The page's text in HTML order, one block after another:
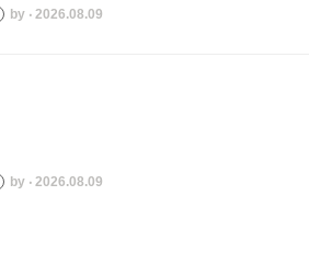
by ‧ 2026.08.09
by ‧ 2026.08.09